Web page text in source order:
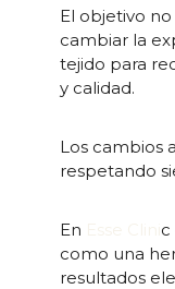
El objetivo
cambiar la
tejido para
y calidad.
Los cambios
respetando
En
c
como una
resultados